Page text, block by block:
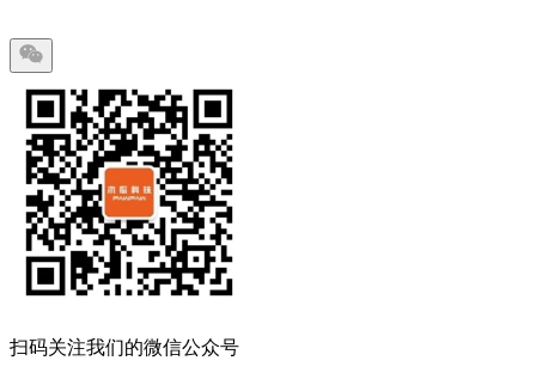
扫码关注我们的微信公众号